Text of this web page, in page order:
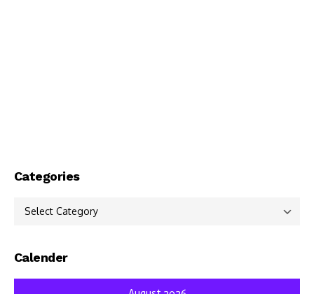
Categories
Categories
Calender